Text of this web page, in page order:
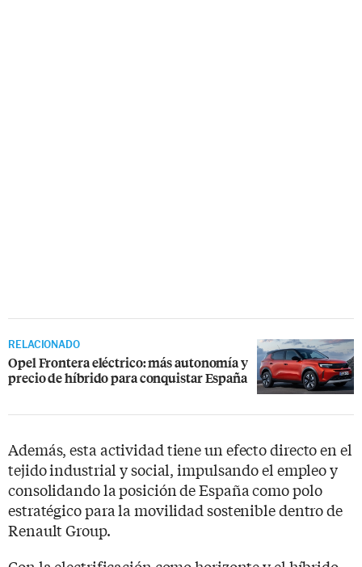
RELACIONADO
Opel Frontera eléctrico: más autonomía y
precio de híbrido para conquistar España
Además, esta actividad tiene un efecto directo en el
tejido industrial y social, impulsando el empleo y
consolidando la posición de España como polo
estratégico para la movilidad sostenible dentro de
Renault Group.